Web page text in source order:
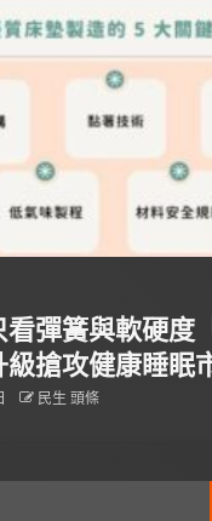
看彈簧與軟硬度
級搶攻健康睡眠
民生 頭條